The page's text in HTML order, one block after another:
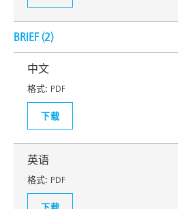
BRIEF (2)
中文
格式: PDF
下载
英语
格式: PDF
下载